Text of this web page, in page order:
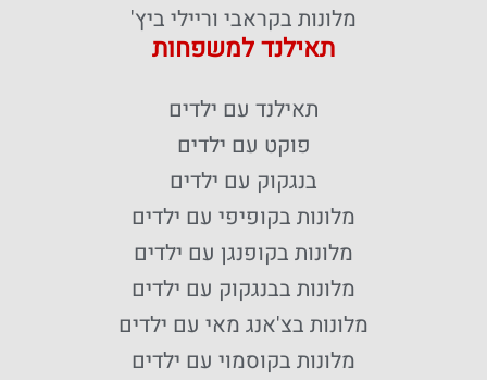
מלונות בקראבי וריילי ביץ'
תאילנד למשפחות
תאילנד עם ילדים
פוקט עם ילדים
בנגקוק עם ילדים
מלונות בקופיפי עם ילדים
מלונות בקופנגן עם ילדים
מלונות בבנגקוק עם ילדים
מלונות בצ'אנג מאי עם ילדים
מלונות בקוסמוי עם ילדים